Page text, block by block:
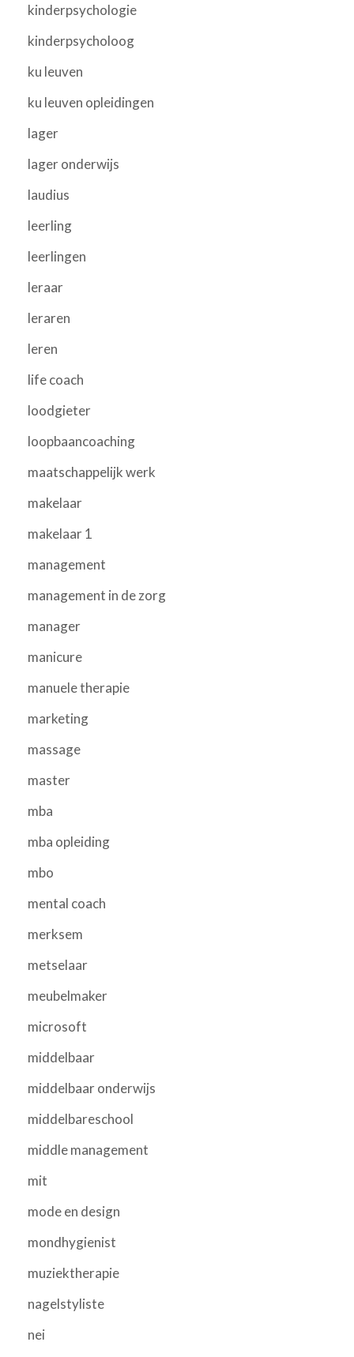
kinderpsychologie
kinderpsycholoog
ku leuven
ku leuven opleidingen
lager
lager onderwijs
laudius
leerling
leerlingen
leraar
leraren
leren
life coach
loodgieter
loopbaancoaching
maatschappelijk werk
makelaar
makelaar 1
management
management in de zorg
manager
manicure
manuele therapie
marketing
massage
master
mba
mba opleiding
mbo
mental coach
merksem
metselaar
meubelmaker
microsoft
middelbaar
middelbaar onderwijs
middelbareschool
middle management
mit
mode en design
mondhygienist
muziektherapie
nagelstyliste
nei